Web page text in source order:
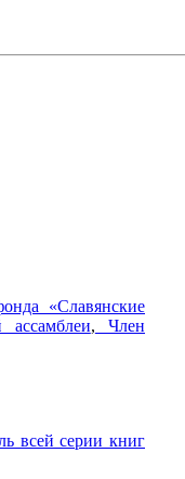
«Славянские
ассамблеи, Член
всей серии книг